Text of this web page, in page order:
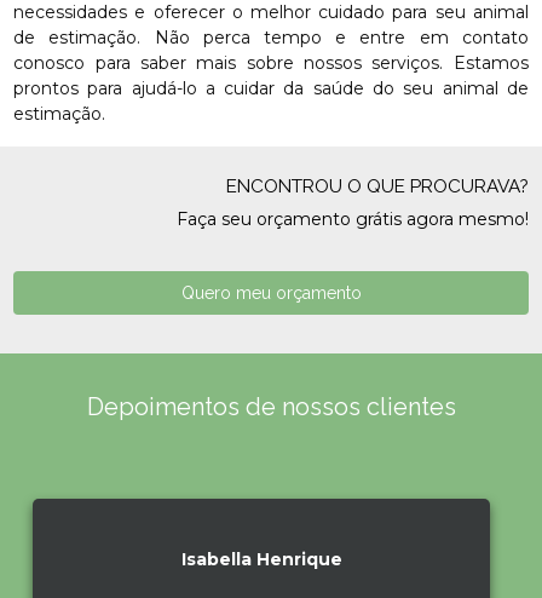
necessidades e oferecer o melhor cuidado para seu animal
de estimação. Não perca tempo e entre em contato
conosco para saber mais sobre nossos serviços. Estamos
prontos para ajudá-lo a cuidar da saúde do seu animal de
estimação.
ENCONTROU O QUE PROCURAVA?
Faça seu orçamento grátis agora mesmo!
Quero meu orçamento
Depoimentos de nossos clientes
Isabella Henrique